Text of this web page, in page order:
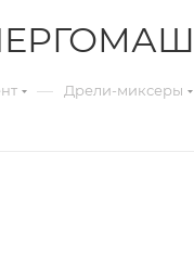
— Дрели-миксеры